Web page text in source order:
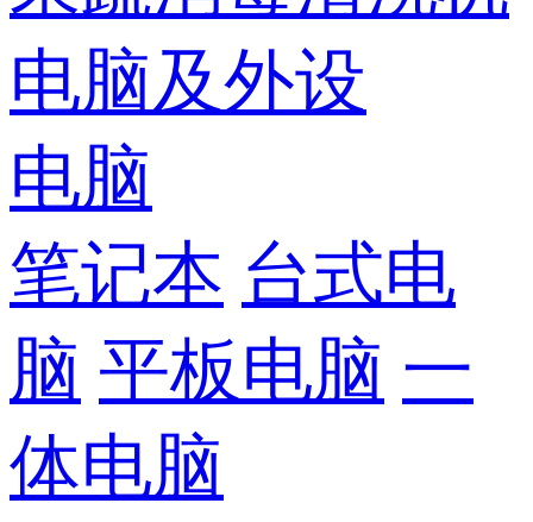
电脑及外设
电脑
笔记本 台式电
脑 平板电脑 一
体电脑